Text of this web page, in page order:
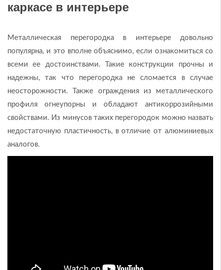
каркасе в интерьере
Металлическая перегородка в интерьере довольно
популярна, и это вполне объяснимо, если ознакомиться со
всеми ее достоинствами. Такие конструкции прочны и
надежны, так что перегородка не сломается в случае
неосторожности. Также ограждения из металлического
профиля огнеупорны и обладают антикоррозийными
свойствами. Из минусов таких перегородок можно назвать
недостаточную пластичность, в отличие от алюминиевых
аналогов.